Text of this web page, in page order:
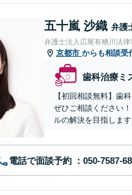
五十嵐 沙織 弁護
弁護士法人広尾有栖川法律
京都市 からも相談受
歯科治療ミ
【初回相談無料】歯
ぜひご相談ください
ルの解決を目指します
電話で面談予約